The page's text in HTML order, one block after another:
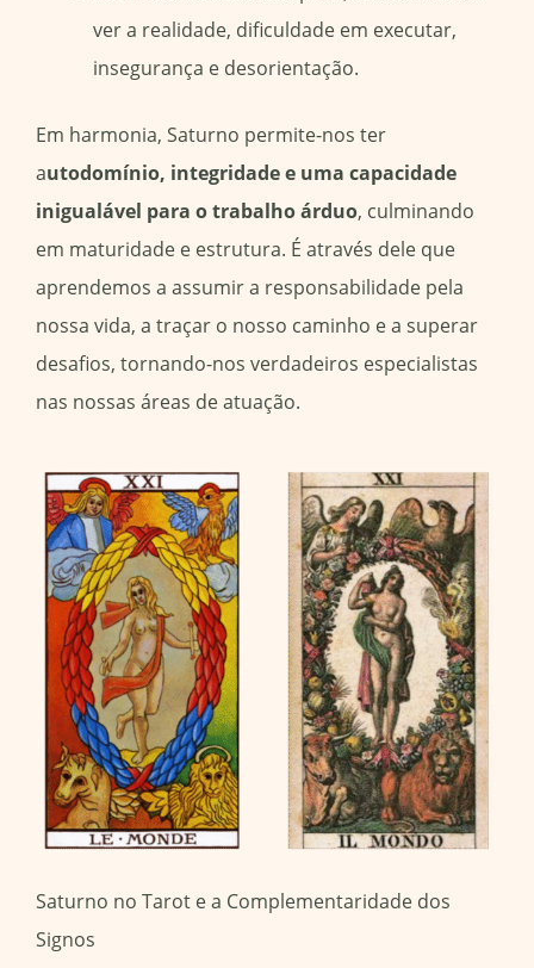
ver a realidade, dificuldade em executar,
insegurança e desorientação.
Em harmonia, Saturno permite-nos ter
autodomínio, integridade e uma capacidade
inigualável para o trabalho árduo, culminando
em maturidade e estrutura. É através dele que
aprendemos a assumir a responsabilidade pela
nossa vida, a traçar o nosso caminho e a superar
desafios, tornando-nos verdadeiros especialistas
nas nossas áreas de atuação.
Saturno no Tarot e a Complementaridade dos
Signos